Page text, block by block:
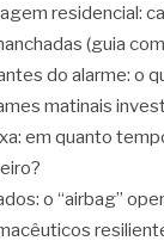
residencial:
(guia
do alarme: o
matinais
em quanto
o “airbag”